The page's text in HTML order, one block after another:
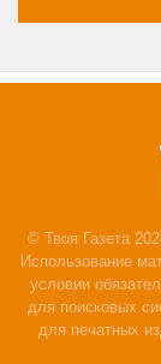
© Твоя Газета
Использование
условии
для поисковых
для печатных